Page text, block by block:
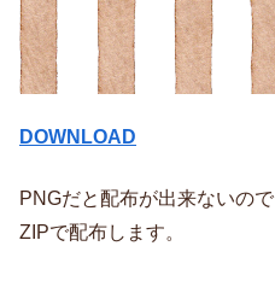
DOWNLOAD
PNGだと配布が出来ないので
ZIPで配布します。